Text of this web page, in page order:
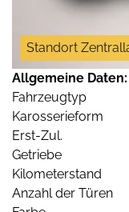
Standort
Allgemeine Daten:
Fahrzeugtyp
Karosserieform
Erst-Zul.
Getriebe
Kilometerstand
Anzahl der Türen